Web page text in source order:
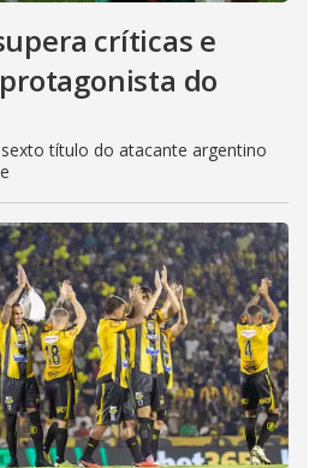
críticas e
do
título do atacante argentino